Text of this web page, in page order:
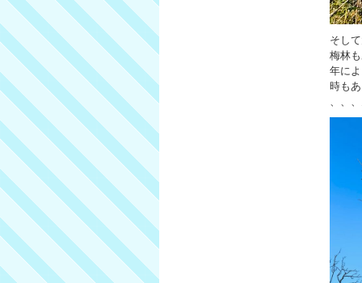
そし
梅林
年に
時も